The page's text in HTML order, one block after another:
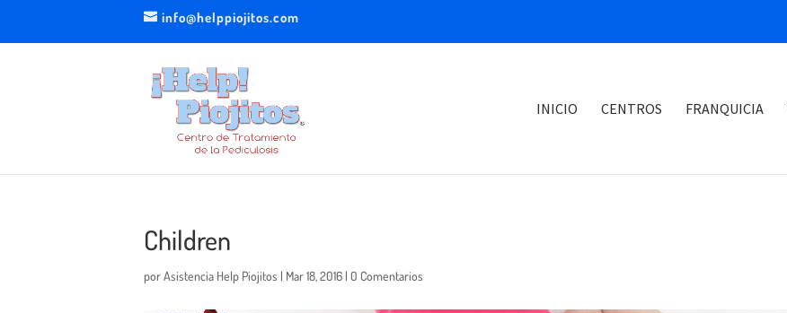
info@helppiojitos.com
INICIO CENTROS FRANQUICIA
Children
porAsistencia Help Piojitos | Mar 18, 2016 | 0 Comentarios